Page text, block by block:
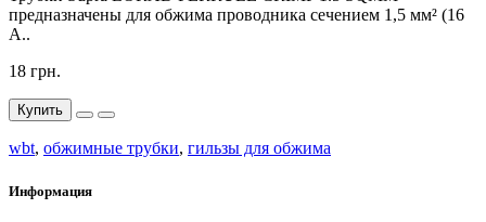
предназначены для обжима проводника сечением 1,5 мм² (16
A..
18 грн.
Купить
wbt, обжимные трубки, гильзы для обжима
Информация